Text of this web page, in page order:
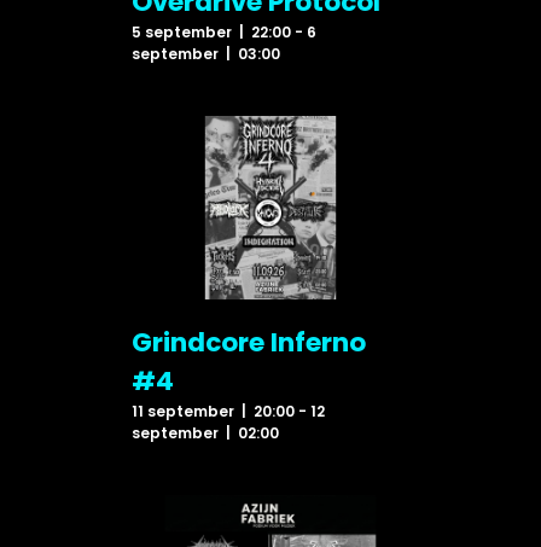
5 september | 22:00 - 6
september | 03:00
Grindcore Inferno
#4
11 september | 20:00 -12
september | 02:00